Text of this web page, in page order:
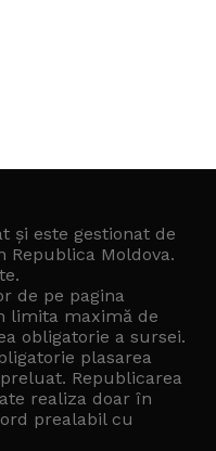
și este gestionat de
Republica Moldova.
de pe pagina
limita maximă de
obligatorie a sursei.
plasarea
Republicarea
realiza doar în
prealabil cu